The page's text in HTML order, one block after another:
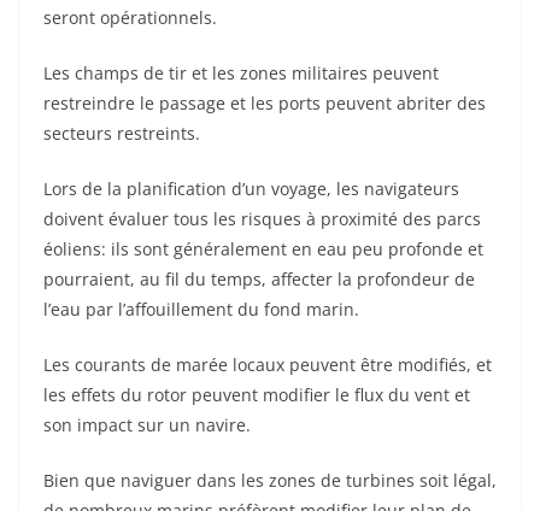
seront opérationnels.
Les champs de tir et les zones militaires peuvent
restreindre le passage et les ports peuvent abriter des
secteurs restreints.
Lors de la planification d’un voyage, les navigateurs
doivent évaluer tous les risques à proximité des parcs
éoliens: ils sont généralement en eau peu profonde et
pourraient, au fil du temps, affecter la profondeur de
l’eau par l’affouillement du fond marin.
Les courants de marée locaux peuvent être modifiés, et
les effets du rotor peuvent modifier le flux du vent et
son impact sur un navire.
Bien que naviguer dans les zones de turbines soit légal,